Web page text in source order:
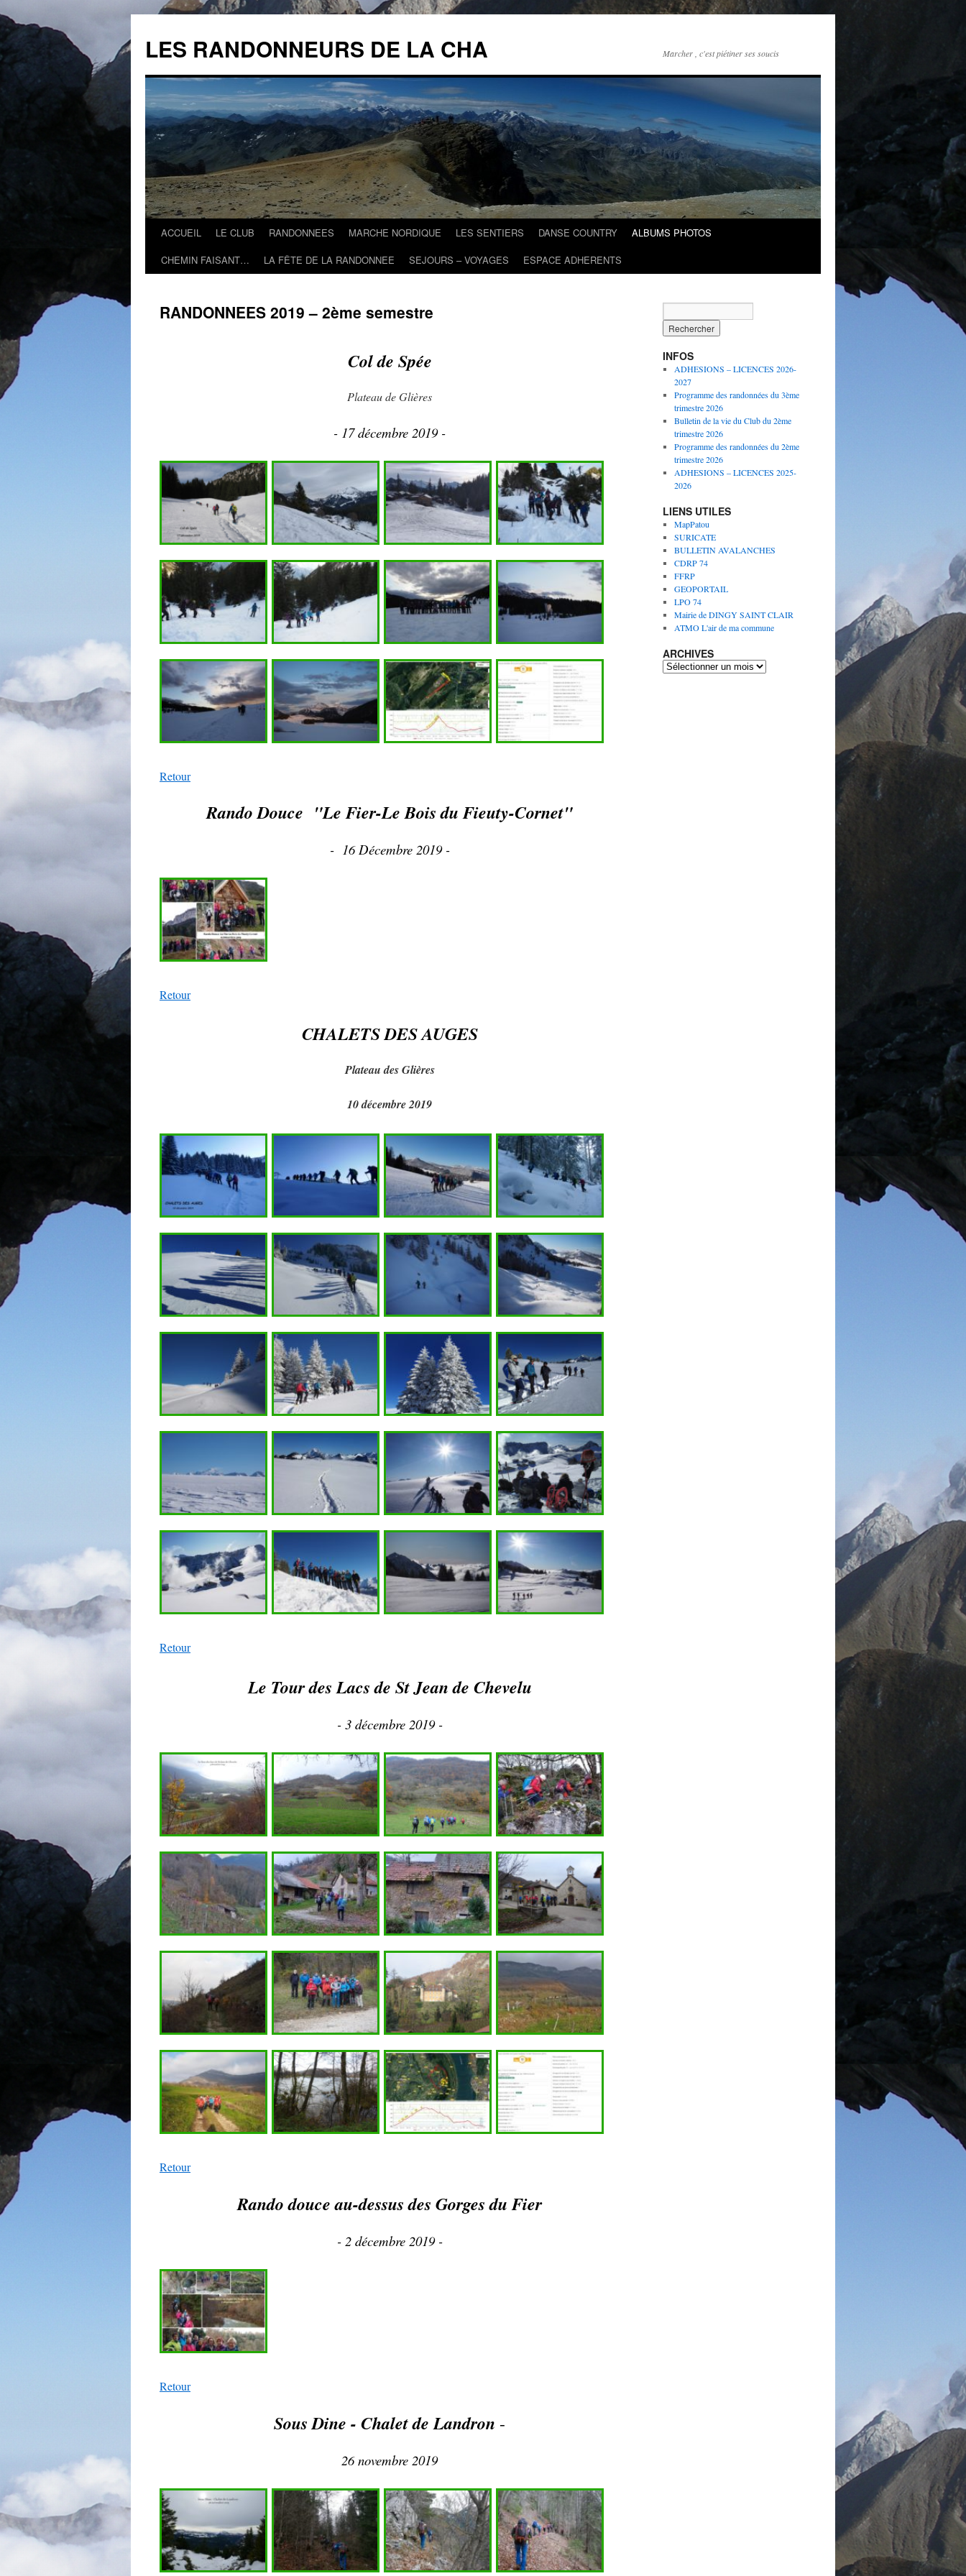
contenu
LES RANDONNEURS DE LA CHA Marcher , c'est piétiner ses soucis
ACCUEIL LE CLUB RANDONNEES MARCHE NORDIQUE LES SENTIERS DANSE COUNTRY
ALBUMS PHOTOS
CHEMIN FAISANT…
LA FÊTE DE LA RANDONNEE SEJOURS – VOYAGES ESPACE ADHERENTS
RANDONNEES 2019 – 2ème semestre
Col de Spée
Plateau de Glières
- 17 décembre 2019 -
Retour
Rando Douce "Le Fier-Le Bois du Fieuty-Cornet"
- 16 Décembre 2019 -
Retour
CHALETS DES AUGES
Plateau des Glières
10 décembre 2019
Retour
Le Tour des Lacs de St Jean de Chevelu
- 3 décembre 2019 -
Retour
Rando douce au-dessus des Gorges du Fier
- 2 décembre 2019 -
Retour
Sous Dine - Chalet de Landron -
26 novembre 2019
INFOS
ADHESIONS – LICENCES 2026-
2027
Programme des randonnées du 3ème
trimestre 2026
Bulletin de la vie du Club du 2ème
trimestre 2026
Programme des randonnées du 2ème
trimestre 2026
ADHESIONS – LICENCES 2025-
2026
LIENS UTILES
MapPatou
SURICATE
BULLETIN AVALANCHES
CDRP 74
FFRP
GEOPORTAIL
LPO 74
Mairie de DINGY SAINT CLAIR
ATMO L'air de ma commune
ARCHIVES
ARCHIVES